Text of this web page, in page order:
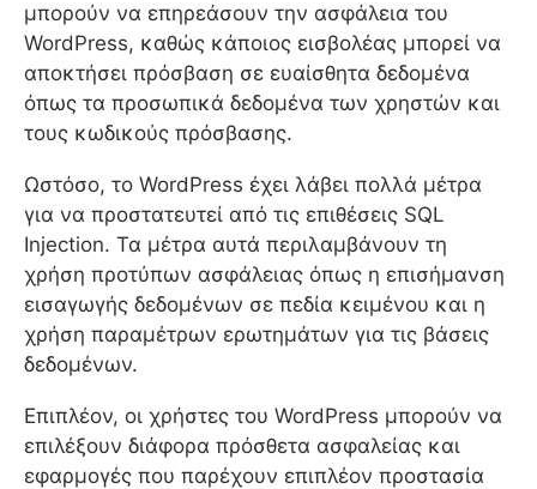
μπορούν να επηρεάσουν την ασφάλεια του
WordPress, καθώς κάποιος εισβολέας μπορεί να
αποκτήσει πρόσβαση σε ευαίσθητα δεδομένα
όπως τα προσωπικά δεδομένα των χρηστών και
τους κωδικούς πρόσβασης.
Ωστόσο, το WordPress έχει λάβει πολλά μέτρα
για να προστατευτεί από τις επιθέσεις SQL
Injection. Τα μέτρα αυτά περιλαμβάνουν τη
χρήση προτύπων ασφάλειας όπως η επισήμανση
εισαγωγής δεδομένων σε πεδία κειμένου και η
χρήση παραμέτρων ερωτημάτων για τις βάσεις
δεδομένων.
Επιπλέον, οι χρήστες του WordPress μπορούν να
επιλέξουν διάφορα πρόσθετα ασφαλείας και
εφαρμογές που παρέχουν επιπλέον προστασία